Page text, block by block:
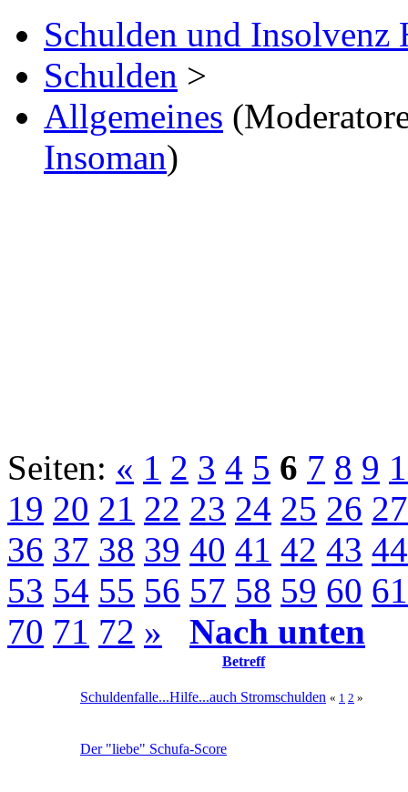
Schulden und Insolvenz
Schulden >
Allgemeines
Insoman)
Seiten: « 1 2 3 4 5 6 7 8 9
19 20 21 22 23 24 25 26 27
36 37 38 39 40 41 42 43 44
53 54 55 56 57 58 59 60 61
70 71 72 » Nach unten
Betreff
Schuldenfalle...Hilfe...auch Stromschulden « 1 2 »
Der "liebe" Schufa-Score